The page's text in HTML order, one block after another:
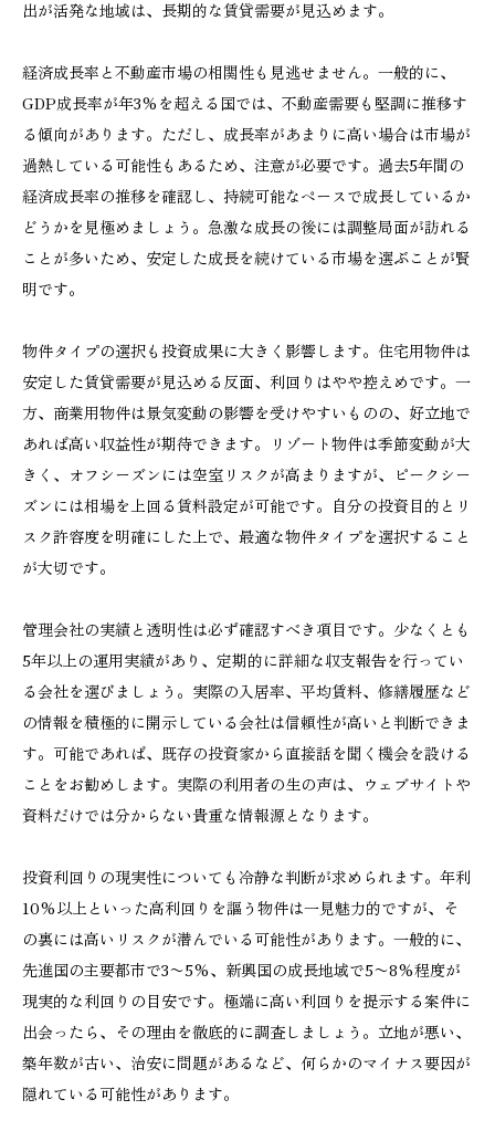
出が活発な地域は、長期的な賃貸需要が見込めます。
経済成長率と不動産市場の相関性も見逃せません。一般的に、
GDP成長率が年3%を超える国では、不動産需要も堅調に推移す
る傾向があります。ただし、成長率があまりに高い場合は市場が
過熱している可能性もあるため、注意が必要です。過去5年間の
経済成長率の推移を確認し、持続可能なペースで成長しているか
どうかを見極めましょう。急激な成長の後には調整局面が訪れる
ことが多いため、安定した成長を続けている市場を選ぶことが賢
明です。
物件タイプの選択も投資成果に大きく影響します。住宅用物件は
安定した賃貸需要が見込める反面、利回りはやや控えめです。一
方、商業用物件は景気変動の影響を受けやすいものの、好立地で
あれば高い収益性が期待できます。リゾート物件は季節変動が大
きく、オフシーズンには空室リスクが高まりますが、ピークシー
ズンには相場を上回る賃料設定が可能です。自分の投資目的とリ
スク許容度を明確にした上で、最適な物件タイプを選択すること
が大切です。
管理会社の実績と透明性は必ず確認すべき項目です。少なくとも
5年以上の運用実績があり、定期的に詳細な収支報告を行ってい
る会社を選びましょう。実際の入居率、平均賃料、修繕履歴など
の情報を積極的に開示している会社は信頼性が高いと判断できま
す。可能であれば、既存の投資家から直接話を聞く機会を設ける
ことをお勧めします。実際の利用者の生の声は、ウェブサイトや
資料だけでは分からない貴重な情報源となります。
投資利回りの現実性についても冷静な判断が求められます。年利
10%以上といった高利回りを謳う物件は一見魅力的ですが、そ
の裏には高いリスクが潜んでいる可能性があります。一般的に、
先進国の主要都市で3〜5%、新興国の成長地域で5〜8%程度が
現実的な利回りの目安です。極端に高い利回りを提示する案件に
出会ったら、その理由を徹底的に調査しましょう。立地が悪い、
築年数が古い、治安に問題があるなど、何らかのマイナス要因が
隠れている可能性があります。